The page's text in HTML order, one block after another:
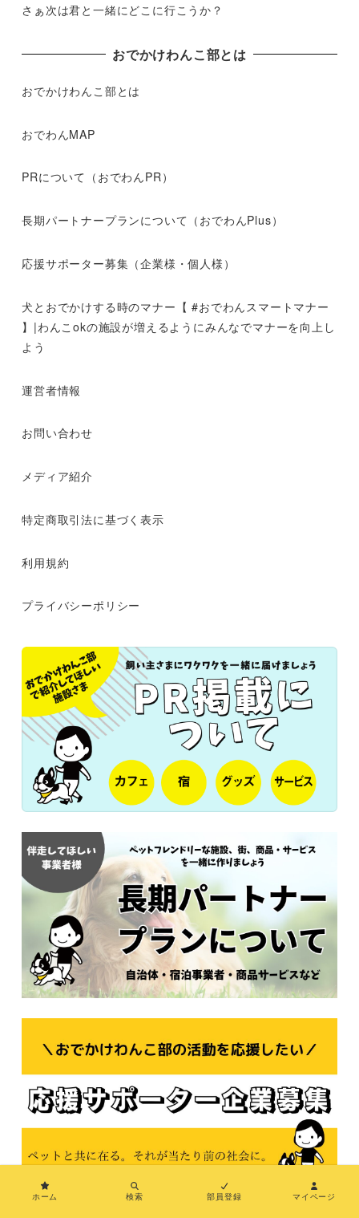
さぁ次は君と一緒にどこに行こうか？
おでかけわんこ部とは
おでかけわんこ部とは
おでわんMAP
PRについて（おでわんPR）
長期パートナープランについて（おでわんPlus）
応援サポーター募集（企業様・個人様）
犬とおでかけする時のマナー【 #おでわんスマートマナー
】|わんこokの施設が増えるようにみんなでマナーを向上し
よう
運営者情報
お問い合わせ
メディア紹介
特定商取引法に基づく表示
利用規約
プライバシーポリシー
ホーム 検索 部員登録 マイページ